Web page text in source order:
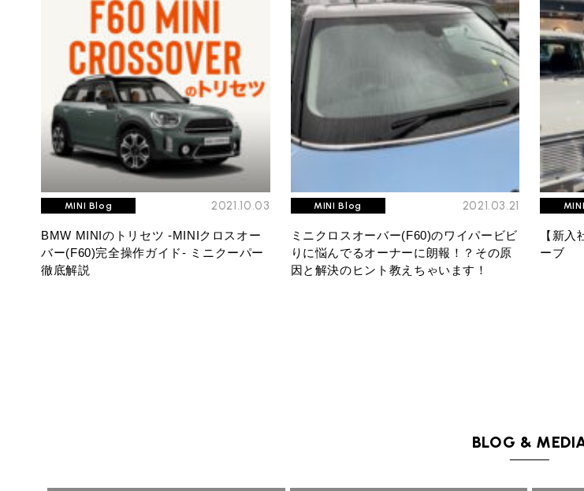
MINI Blog 2021.10.03
BMW MINIのトリセツ -MINIクロスオー
バー(F60)完全操作ガイド- ミニクーパー
徹底解説
MINI Blog 2021.03.21
ミニクロスオーバー(F60)のワイパービビ
りに悩んでるオーナーに朗報！？その原
因と解決のヒント教えちゃいます！
【新
ーブ
BLOG &